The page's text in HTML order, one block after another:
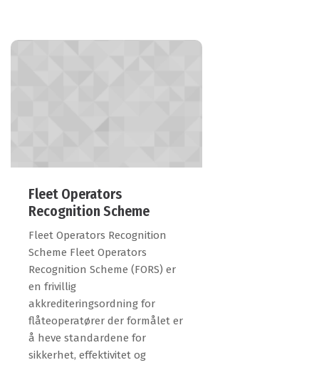
Fleet Operators
Recognition Scheme
Fleet Operators Recognition
Scheme Fleet Operators
Recognition Scheme (FORS) er
en frivillig
akkrediteringsordning for
flåteoperatører der formålet er
å heve standardene for
sikkerhet, effektivitet og